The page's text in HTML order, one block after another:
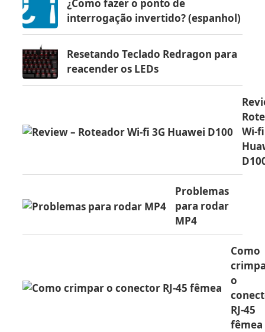
¿Como fazer o ponto de
interrogação invertido? (espanhol)
Resetando Teclado Redragon para
reacender os LEDs
Wi-
Problemas
para rodar
MP4
Como
o
RJ-45
fêmea